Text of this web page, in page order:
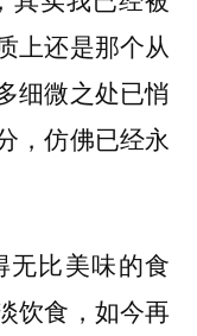
上还是那个从
细微之处已悄
，仿佛已经永
无比美味的食
饮食，如今再